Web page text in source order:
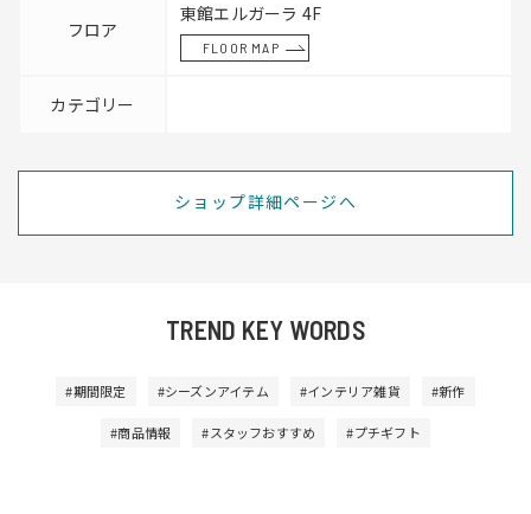
フロア
東館エルガーラ 4F
FLOOR MAP
カテゴリー
ショップ詳細ページへ
TREND KEY WORDS
#期間限定 #シーズンアイテム #インテリア雑貨 #新作
#商品情報 #スタッフおすすめ #プチギフト